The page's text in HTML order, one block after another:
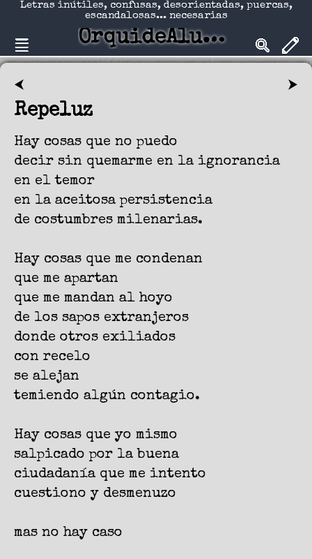
Letras inútiles, confusas, desorientadas, puercas,
escandalosas... necesarias
OrquideAlucinadA
⮜ ⮞
Repeluz
Hay cosas que no puedo
decir sin quemarme en la ignorancia
en el temor
en la aceitosa persistencia
de costumbres milenarias.
Hay cosas que me condenan
que me apartan
que me mandan al hoyo
de los sapos extranjeros
donde otros exiliados
con recelo
se alejan
temiendo algún contagio.
Hay cosas que yo mismo
salpicado por la buena
ciudadanía que me intento
cuestiono y desmenuzo
mas no hay caso